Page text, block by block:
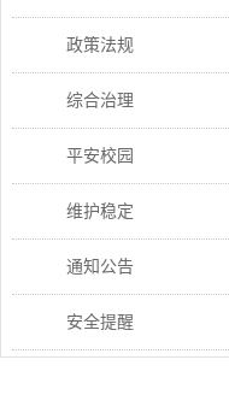
政策法规
综合治理
平安校园
维护稳定
通知公告
安全提醒